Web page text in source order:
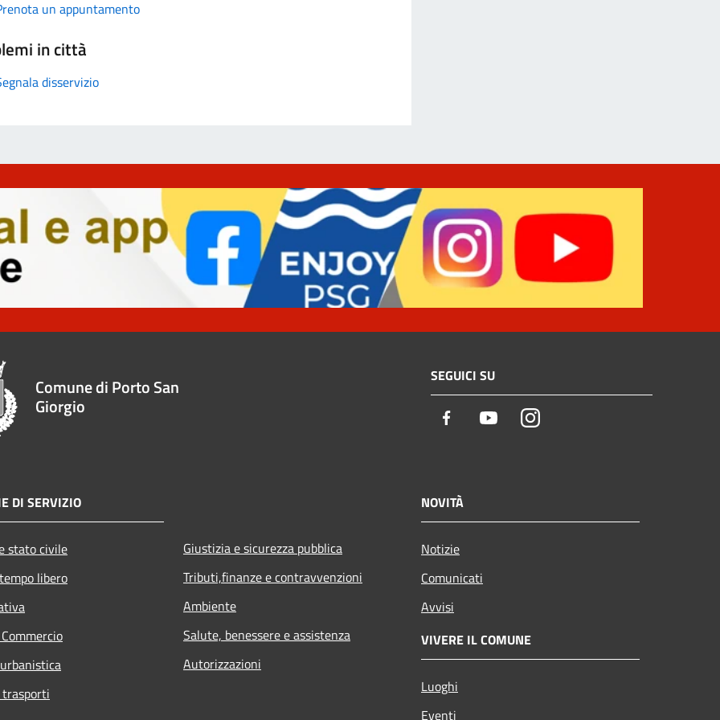
un appuntamento
in città
disservizio
Comune di Porto San
Giorgio
SEGUICI SU
Facebook YoutubeInstagram
DI SERVIZIO
stato civile
libero
Giustizia e sicurezza pubblica
Tributi,finanze e contravvenzioni
Ambiente
Salute, benessere e assistenza
Autorizzazioni
NOVITÀ
Notizie
Comunicati
Avvisi
VIVERE IL COMUNE
Luoghi
Eventi